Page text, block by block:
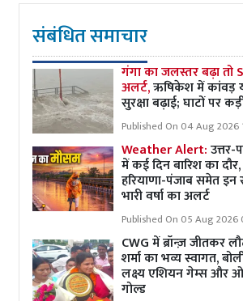
संबंधित समाचार
गंगा का जलस्तर बढ़ा तो
अलर्ट,ऋषिकेश में कांवड़
सुरक्षा बढ़ाई; घाटों पर
Published On 04 Aug 2026
Weather Alert:उत्तर-
में कई दिन बारिश का
हरियाणा-पंजाब समेत इन
भारी वर्षा का अलर्ट
Published On 05 Aug 2026
CWG में ब्रॉन्ज़ जीतकर
शर्मा का भव्य स्वागत,
लक्ष्य एशियन गेम्स और
गोल्ड